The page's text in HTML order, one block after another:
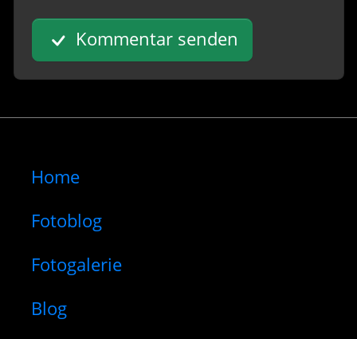
Kommentar senden
Home
Fotoblog
Fotogalerie
Blog